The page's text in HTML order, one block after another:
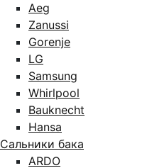
Aeg
Zanussi
Gorenje
LG
Samsung
Whirlpool
Bauknecht
Hansa
Сальники бака
ARDO